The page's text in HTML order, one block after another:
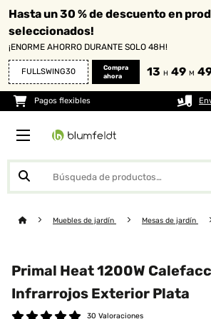
Hasta un 30 % de descuento en
seleccionados!
¡ENORME AHORRO DURANTE SOLO 48H!
FULLSWING30
Compra
ahora
13 H 49 M
Pagos flexibles
Muebles de jardín Mesas de jardín
Primal Heat 1200W
Infrarrojos Exterior Plata
30 Valoraciones